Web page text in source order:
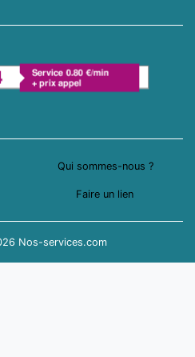
Qui sommes-nous ?
Faire un lien
Nos-services.com